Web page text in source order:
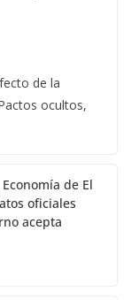
de la
ocultos,
Economía de El
oficiales
acepta